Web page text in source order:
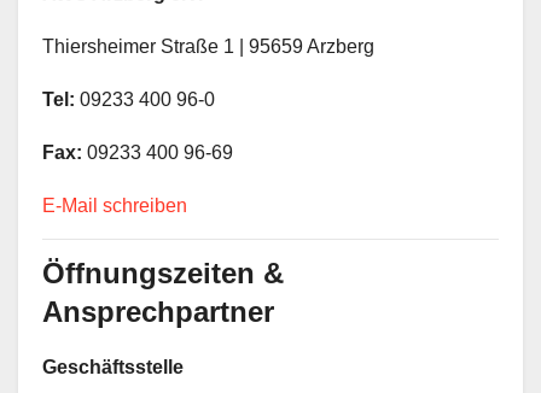
Thiersheimer Straße 1 | 95659 Arzberg
Tel: 09233 400 96-0
Fax: 09233 400 96-69
E-Mail schreiben
Öffnungszeiten &
Ansprechpartner
Geschäftsstelle